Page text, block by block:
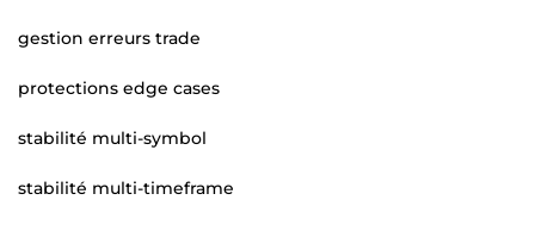
gestion erreurs trade
protections edge cases
stabilité multi-symbol
stabilité multi-timeframe